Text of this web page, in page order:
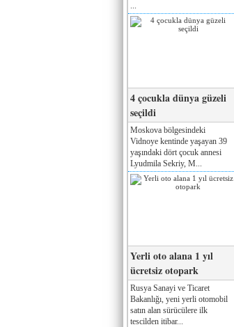
4 çocukla dünya güzeli
seçildi
Moskova bölgesindeki
Vidnoye kentinde yaşayan 39
yaşındaki dört çocuk annesi
Lyudmila Sekriy, M...
Yerli oto alana 1 yıl
ücretsiz otopark
Rusya Sanayi ve Ticaret
Bakanlığı, yeni yerli otomobil
satın alan sürücülere ilk
tescilden itibar...